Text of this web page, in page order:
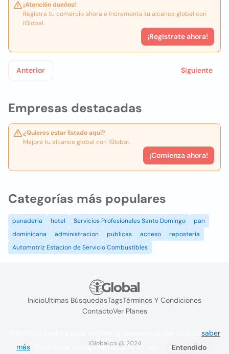
Empresas destacadas
¿Quieres estar listado aquí?
Mejora tu alcance global con iGlobal.
¡Comienza ahora!
¡Atención dueños!
Registra tu comercio ahora e incrementa tu alcance global con
iGlobal.
¡Registrate ahora!
Anterior Siguiente
Categorías más populares
panaderia hotel Servicios Profesionales Santo Domingo
pan
dominicana
administracion publicas acceso
reposteria
Automotriz Estacion de Servicio Combustibles
InicioUltimas BúsquedasTagsTérminos Y Condiciones
ContactoVer Planes
iGlobal.co @ 2024
saber
más . Si continúa navegando acepta su uso. Entendido